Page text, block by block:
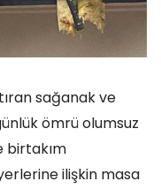
sağanak ve
ömrü olumsuz
birtakım
ilişkin masa